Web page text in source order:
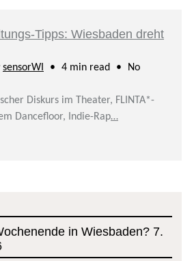
Tipps: Wiesbaden dreht
sensorWI 4 min read
No
Diskurs im Theater, FLINTA*-
Dancefloor, Indie-Rap…
in Wiesbaden? 7.